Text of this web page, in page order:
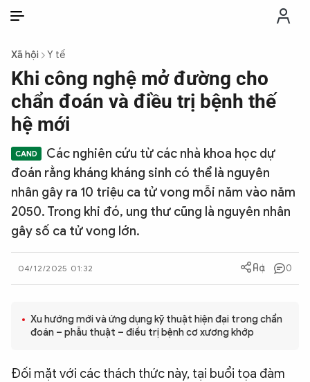
THỜI SỰ
CÔNG AN TRONG LÒNG DÂN
XÃ HỘI
PHÁP LUẬT
CÔNG NGHỆ
QUỐC TẾ
VĂN HÓA - THỂ THAO
Xã hội Y tế
Khi công nghệ mở đường cho
chẩn đoán và điều trị bệnh thế
hệ mới
Các nghiên cứu từ các nhà khoa học dự
đoán rằng kháng kháng sinh có thể là nguyên
nhân gây ra 10 triệu ca tử vong mỗi năm vào năm
2050. Trong khi đó, ung thư cũng là nguyên nhân
gây số ca tử vong lớn.
04/12/2025 01:32 0
Xu hướng mới và ứng dụng kỹ thuật hiện đại trong chẩn
đoán – phẫu thuật – điều trị bệnh cơ xương khớp
Đối mặt với các thách thức này, tại buổi tọa đàm